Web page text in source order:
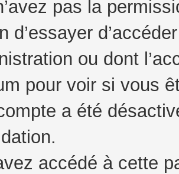
pas la
d’essayer
ou dont
pour voir si vous
a été
accédé à cette